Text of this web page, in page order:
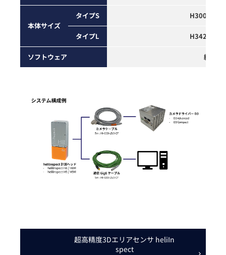
本体サイズ
タイプS H300mm x
タイプL H342mm x
ソフトウェア 組込み
超高精度3Dエリアセンサ heliIn
spect